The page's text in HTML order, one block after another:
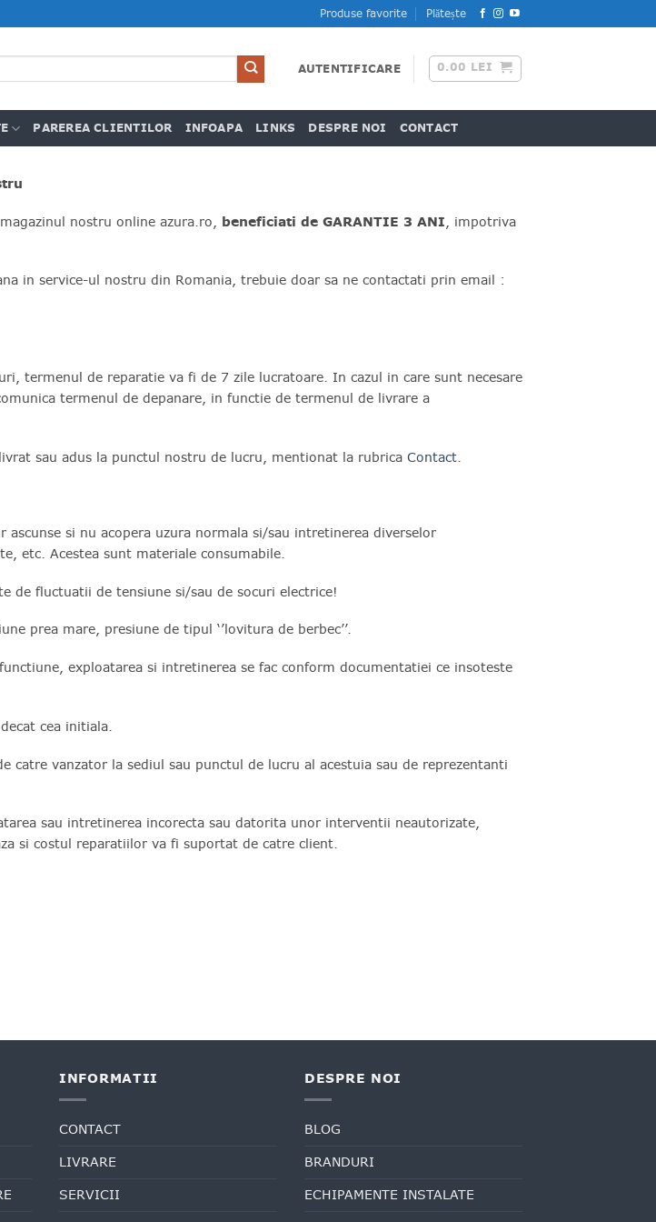
Produse favorite Plătește
AUTENTIFICARE 0.00 LEI
PAREREA CLIENTILOR INFOAPA LINKS DESPRE NOI CONTACT
nostru online azura.ro, beneficiati de GARANTIE 3 ANI, impotriva
in service-ul nostru din Romania, trebuie doar sa ne contactati prin email :
termenul de reparatie va fi de 7 zile lucratoare. In cazul in care sunt necesare
termenul de depanare, in functie de termenul de livrare a
sau adus la punctul nostru de lucru, mentionat la rubrica Contact.
si nu acopera uzura normala si/sau intretinerea diverselor
etc. Acestea sunt materiale consumabile.
de fluctuatii de tensiune si/sau de socuri electrice!
prea mare, presiune de tipul ‘’lovitura de berbec’’.
exploatarea si intretinerea se fac conform documentatiei ce insoteste
cea initiala.
vanzator la sediul sau punctul de lucru al acestuia sau de reprezentanti
sau intretinerea incorecta sau datorita unor interventii neautorizate,
si costul reparatiilor va fi suportat de catre client.
INFORMATII
CONTACT
LIVRARE
SERVICII
DESPRE NOI
BLOG
BRANDURI
ECHIPAMENTE INSTALATE